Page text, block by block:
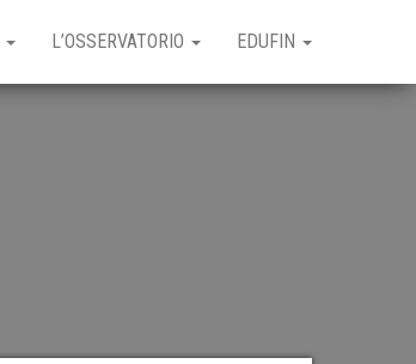
L’OSSERVATORIO EDUFIN